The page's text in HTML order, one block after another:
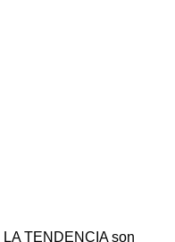
LA TENDENCIAson